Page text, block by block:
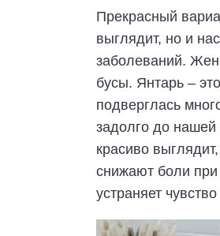
Прекрасный
выглядит, но и
заболеваний.
бусы. Янтарь –
подверглась
задолго до
красиво
снижают боли
устраняет